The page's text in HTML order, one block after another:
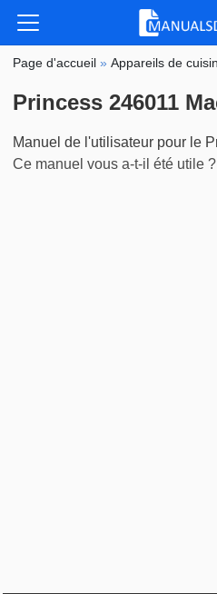
Page d'accueil »Appareils de
Princess 246011
Manuel de l'utilisateur pour le
Ce manuel vous a-t-il été utile ?